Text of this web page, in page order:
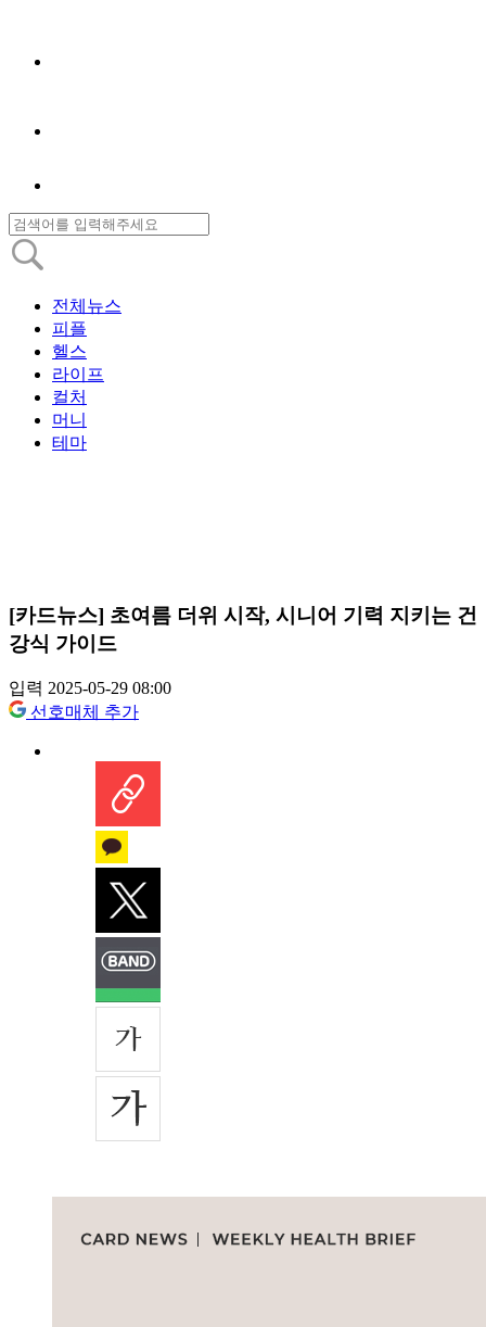
전체뉴스
피플
헬스
라이프
컬처
머니
테마
[카드뉴스] 초여름 더위 시작, 시니어 기력 지키는 건
강식 가이드
입력 2025-05-29 08:00
선호매체 추가